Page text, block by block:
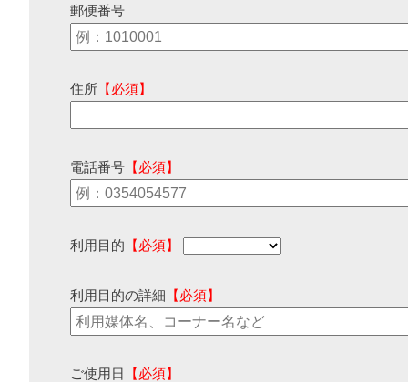
郵便番号
住所 【必須】
電話番号 【必須】
利用目的 【必須】
利用目的の詳細 【必須】
ご使用日 【必須】